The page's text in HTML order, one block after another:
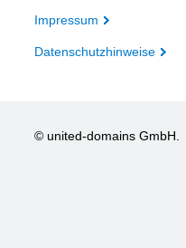
Impressum
Datenschutzhinweise
© united-domains GmbH.